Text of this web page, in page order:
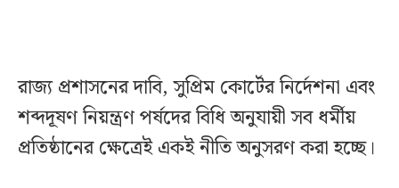
রাজ্য প্রশাসনের দাবি, সুপ্রিম কোর্টের নির্দেশনা এবং
শব্দদূষণ নিয়ন্ত্রণ পর্ষদের বিধি অনুযায়ী সব ধর্মীয়
প্রতিষ্ঠানের ক্ষেত্রেই একই নীতি অনুসরণ করা হচ্ছে।